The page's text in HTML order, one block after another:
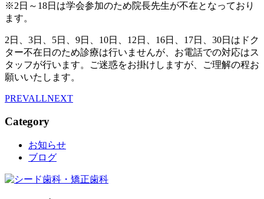
※2日～18日は学会参加のため院長先生が不在となっており
ます。
2日、3日、5日、9日、10日、12日、16日、17日、30日はドク
ター不在日のため診療は行いませんが、お電話での対応はス
タッフが行います。ご迷惑をお掛けしますが、ご理解の程お
願いいたします。
PREVALLNEXT
Category
お知らせ
ブログ